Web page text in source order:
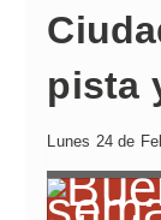
pista
Lunes 24 de